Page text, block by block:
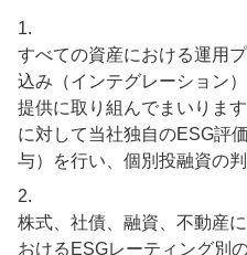
1.
すべての資産における運用
込み（インテグレーション
提供に取り組んでまいりま
に対して当社独自のESG評
与）を行い、個別投融資の
2.
株式、社債、融資、不動産
おけるESGレーティング別